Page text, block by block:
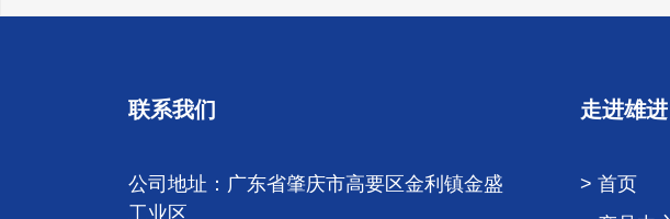
联系我们
公司地址：广东省肇庆市高要区金利镇金盛
工业区
走进雄进
> 首页